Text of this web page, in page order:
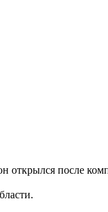
открылся после